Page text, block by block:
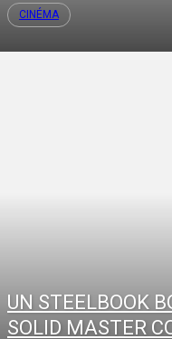
CINÉMA
UN STEELBOOK
SOLID MASTER